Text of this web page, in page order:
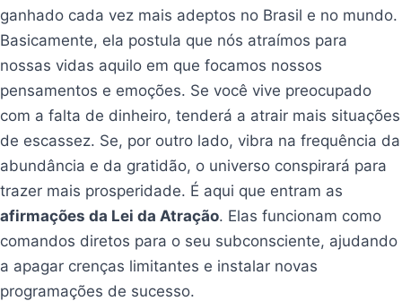
ganhado cada vez mais adeptos no Brasil e no mundo.
Basicamente, ela postula que nós atraímos para
nossas vidas aquilo em que focamos nossos
pensamentos e emoções. Se você vive preocupado
com a falta de dinheiro, tenderá a atrair mais situações
de escassez. Se, por outro lado, vibra na frequência da
abundância e da gratidão, o universo conspirará para
trazer mais prosperidade. É aqui que entram as
afirmações da Lei da Atração. Elas funcionam como
comandos diretos para o seu subconsciente, ajudando
a apagar crenças limitantes e instalar novas
programações de sucesso.